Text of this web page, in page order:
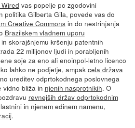
vas popelje po zgodovini
politika Gilberta Gila, povede vas do
Creative Commonsin do nestrinjanja
Brazilskem vladnem uporu
skorajšnjemu kršenju patentnih
22 milijonov ljudi in porabljenih
soje za eno ali enoinpol-letno licenco
lahko ne podjetje, ampak cela država
ureditev odprtokodnega poslovnega
vidno bliža in njenih nasprotnikih. O
revnejših držav odprtokodnim
in njenem edinem namenu,
.